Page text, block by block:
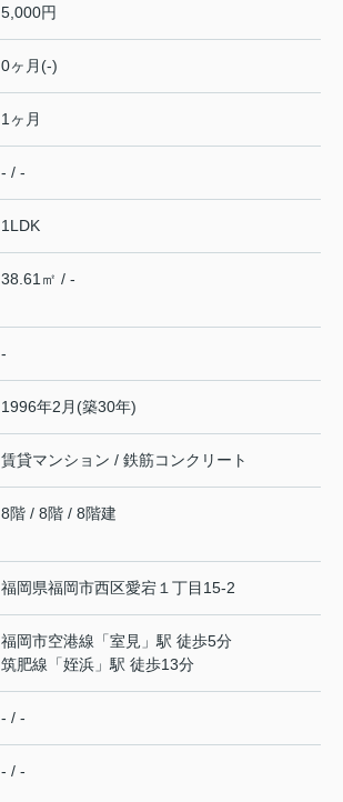
5,000円
0ヶ月(-)
1ヶ月
- / -
1LDK
38.61㎡ / -
-
1996年2月(築30年)
賃貸マンション / 鉄筋コンクリート
8階 / 8階 / 8階建
福岡県福岡市西区愛宕 １丁目15-2
福岡市空港線 「室見 」駅 徒歩5分
筑肥線 「姪浜 」駅 徒歩13分
- / -
- / -